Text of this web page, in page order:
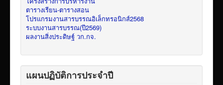
ตารางเรียน-ตารางสอน
โปรแกรมงานสารบรรณอิเล็กทรอนิกส์2568
ระบบงานสารบรรณ(ปี2569)
ผลงานสิ่งประดิษฐ์ วก.กจ.
แผนปฏิบัติการประจำปี